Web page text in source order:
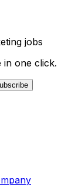
jobs
in one click.